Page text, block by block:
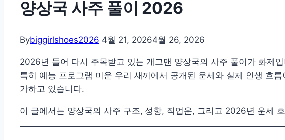
양상국 사주 풀이 2026
Bybiggirlshoes2026 4월 21, 20264월 26, 2026
2026년 들어 다시 주목받고 있는 개그맨 양상국의 사주 풀이가 화제입
특히 예능 프로그램 미운 우리 새끼에서 공개된 운세와 실제 인생 흐
가하고 있습니다.
이 글에서는 양상국의 사주 구조, 성향, 직업운, 그리고 2026년 운세